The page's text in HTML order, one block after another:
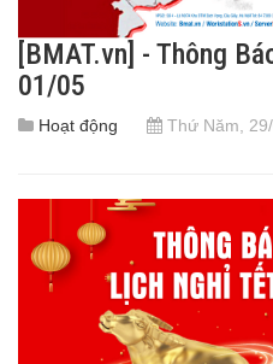
[BMAT.vn] - Thông
01/05
Hoạt động Thứ Năm,